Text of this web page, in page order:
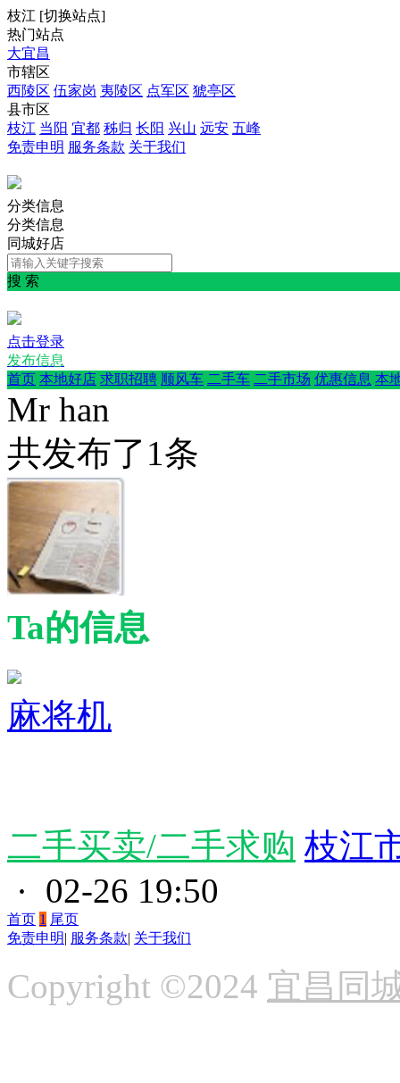
枝江 [切换站点]
热门站点
大宜昌
市辖区
西陵区 伍家岗 夷陵区 点军区 猇亭区
县市区
枝江 当阳 宜都 秭归 长阳 兴山 远安 五峰
免责申明 服务条款 关于我们
分类信息
分类信息
同城好店
搜 索
点击登录
发布信息
首页 本地好店 求职招聘 顺风车 二手车 二手市场 优惠信息 本
Mr han
共发布了 1条
Ta的信息
麻将机
二手买卖/二手求购 枝江
· 02-26 19:50
首页 1 尾页
免责申明| 服务条款| 关于我们
Copyright ©2024 宜昌同